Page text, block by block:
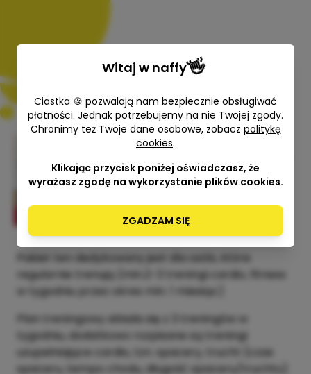
Trening z MoveMeFizjo - Pakiet 3
+ plan treningowy!
129,99 zł
Pakiet ten dedykowany jest dla osób, które
regularnie trenują (min.2-3 treningi cardio, fitness
w tygodniu przez okres min. 1 miesiąc)
Plan treningowy składa się z 3 treningów w
tygodniu, dodatkowo rozpisane są treningi
uzupełniające cardio, tzn. spacery, trucht (czas
spaceru, tempo chodu, długość spaceru/truchtu)
Witaj w naffy 👋
Ciastka 🍪 pozwalają nam bezpiecznie obsługiwać
płatności. Jednak potrzebujemy na nie Twojej zgody.
Chronimy też Twoje dane osobowe, zobacz politykę
cookies.
Klikając przycisk poniżej oświadczasz, że
wyrażasz zgodę na wykorzystanie plików cookies.
ZGADZAM SIĘ